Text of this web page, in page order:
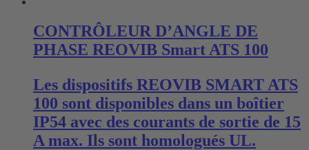
CONTRÔLEUR D’ANGLE DE
PHASE REOVIB Smart ATS 100
Les dispositifs REOVIB SMART ATS
100 sont disponibles dans un boîtier
IP54 avec des courants de sortie de 15
A max. Ils sont homologués UL.